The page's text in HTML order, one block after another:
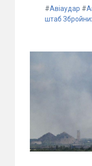
#Авіаудар #
штаб